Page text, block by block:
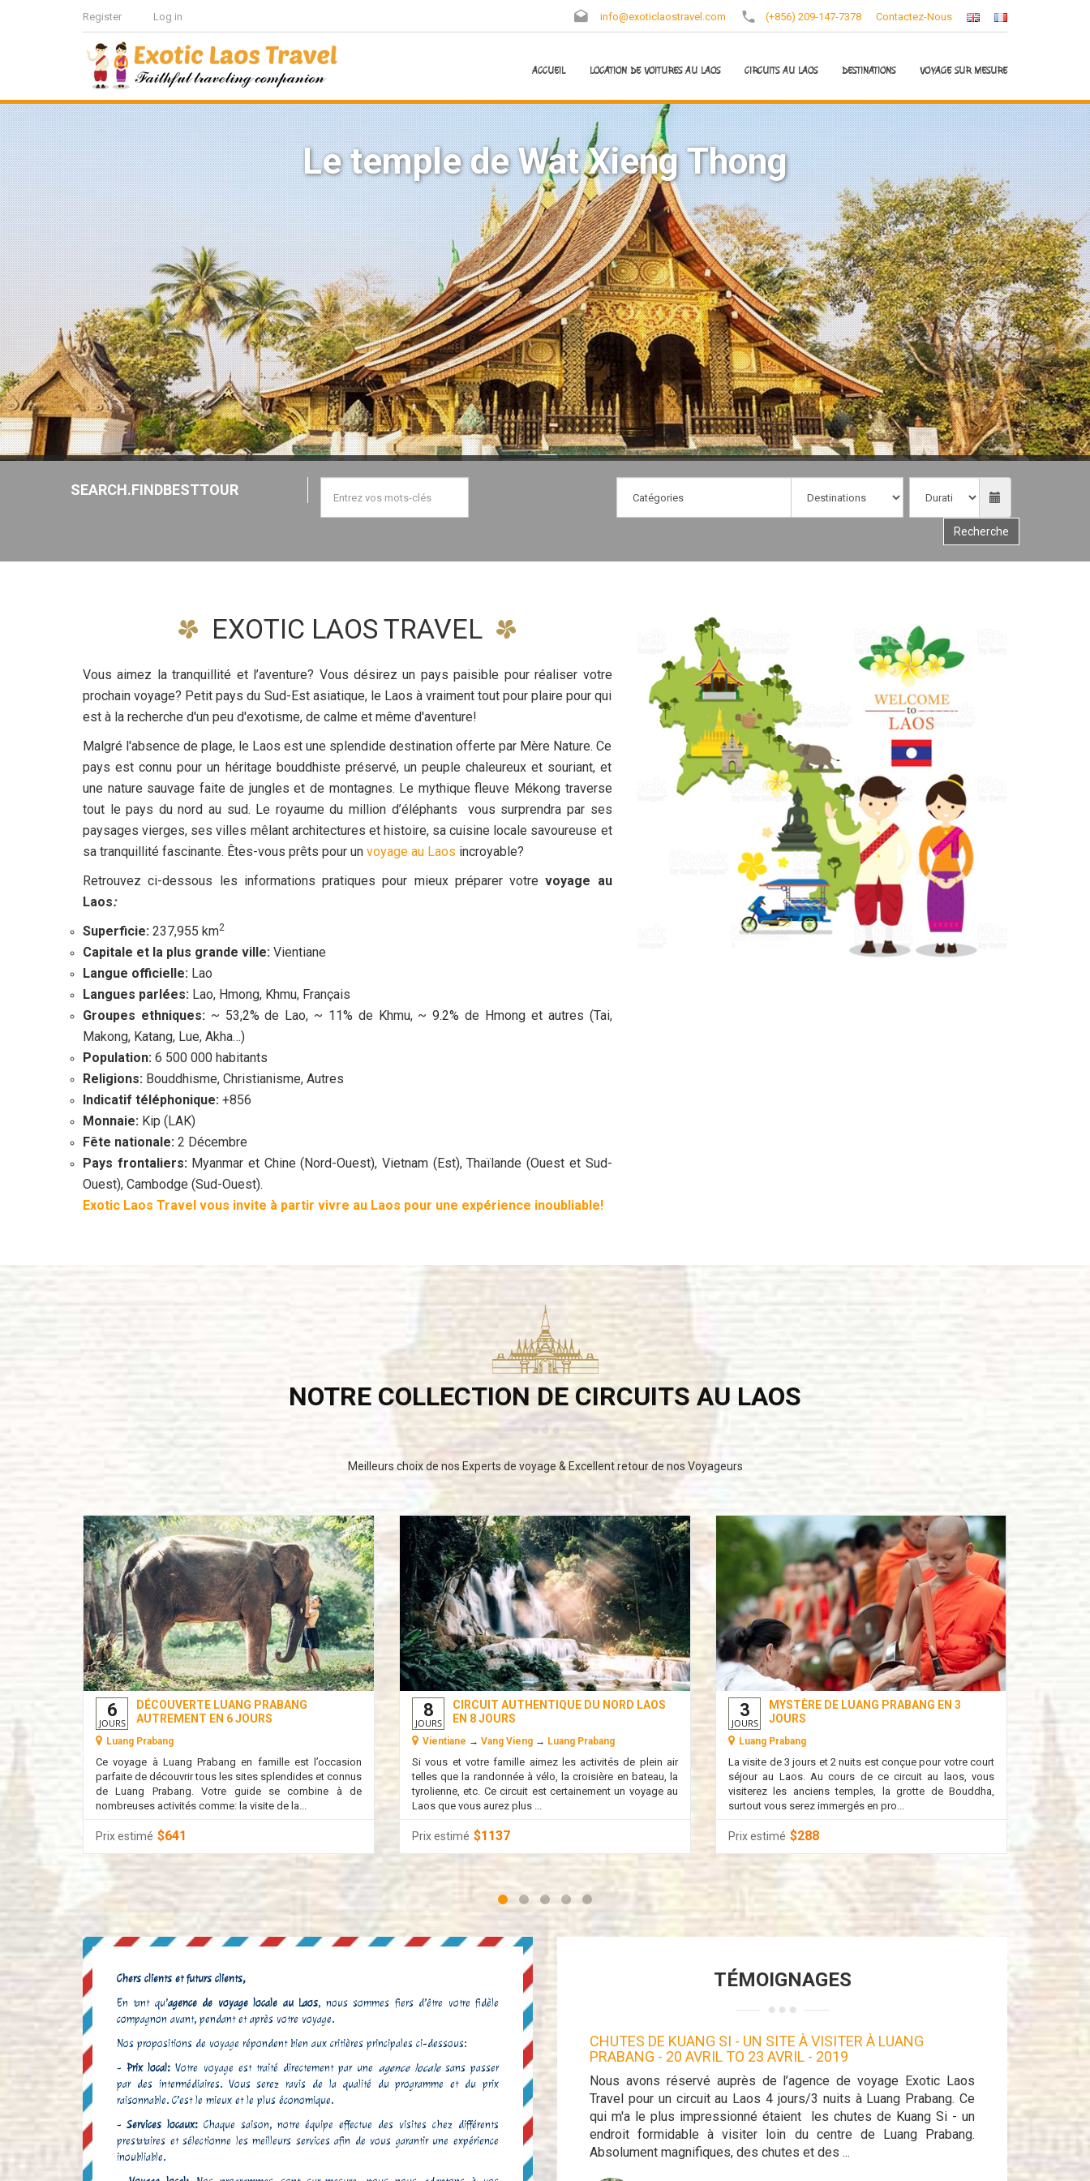
Register Log in info@exoticlaostravel.com (+856) 209-147-7378 Contactez-Nous
ACCUEIL LOCATION DE VOITURES AU LAOS CIRCUITS AU LAOS DESTINATIONS VOYAGE SUR MESURE
Le temple de Wat Xieng Thong
SEARCH.FINDBESTTOUR
Recherche
EXOTIC LAOS TRAVEL
Vous aimez la tranquillité et l’aventure? Vous désirez un pays paisible pour réaliser votre
prochain voyage? Petit pays du Sud-Est asiatique, le Laos à vraiment tout pour plaire pour qui
est à la recherche d'un peu d'exotisme, de calme et même d'aventure!
Malgré l'absence de plage, le Laos est une splendide destination offerte par Mère Nature. Ce
pays est connu pour un héritage bouddhiste préservé, un peuple chaleureux et souriant, et
une nature sauvage faite de jungles et de montagnes. Le mythique fleuve Mékong traverse
tout le pays du nord au sud. Le royaume du million d’éléphants vous surprendra par ses
paysages vierges, ses villes mêlant architectures et histoire, sa cuisine locale savoureuse et
sa tranquillité fascinante. Êtes-vous prêts pour un voyage au Laos incroyable?
Retrouvez ci-dessous les informations pratiques pour mieux préparer votrevoyage au
Laos:
Superficie: 237,955 km2
Capitale et la plus grande ville: Vientiane
Langue officielle: Lao
Langues parlées: Lao, Hmong, Khmu, Français
Groupes ethniques:~ 53,2% de Lao, ~ 11% de Khmu, ~ 9.2% de Hmong et autres (Tai,
Makong, Katang, Lue, Akha…)
Population: 6 500 000 habitants
Religions: Bouddhisme, Christianisme, Autres
Indicatif téléphonique: +856
Monnaie: Kip (LAK)
Fête nationale: 2 Décembre
Pays frontaliers:Myanmar et Chine (Nord-Ouest), Vietnam (Est), Thaïlande (Ouest et Sud-
Ouest), Cambodge (Sud-Ouest).
Exotic Laos Travel vous invite à partir vivre au Laos pour une expérience inoubliable!
NOTRE COLLECTION DE CIRCUITS AU LAOS
Meilleurs choix de nos Experts de voyage & Excellent retour de nos Voyageurs
ville
6
JOURS
DÉCOUVERTE LUANG PRABANG
AUTREMENT EN 6 JOURS
Luang Prabang
Ce voyage à Luang Prabang en famille est l’occasion
parfaite de découvrir tous les sites splendides et connus
de Luang Prabang. Votre guide se combine à de
nombreuses activités comme: la visite de la...
Prix estimé $641
8
JOURS
CIRCUIT AUTHENTIQUE DU NORD LAOS
EN 8 JOURS
Vientiane → Vang Vieng → Luang Prabang
Si vous et votre famille aimez les activités de plein air
telles que la randonnée à vélo, la croisière en bateau, la
tyrolienne, etc. Ce circuit est certainement un voyage au
Laos que vous aurez plus ...
Prix estimé $1137
3
JOURS
MYSTÈRE DE LUANG PRABANG EN 3
JOURS
Luang Prabang
La visite de 3 jours et 2 nuits est conçue pour votre court
séjour au Laos. Au cours de ce circuit au laos, vous
visiterez les anciens temples, la grotte de Bouddha,
surtout vous serez immergés en pro...
Prix estimé $288
JOURS
Chers clients et futurs clients,
En tant qu’agence de voyage locale au Laos, nous sommes fiers d’être votre fidèle
compagnon avant, pendant et après votre voyage.
Nos propositions de voyage répondent bien aux critières principales ci-dessous:
- Prix local: Votre voyage est traité directement par une agence localesans passer
par des intermédiaires. Vous serez ravis de la qualité du programme et du prix
raisonnable. C’est le mieux et le plus économique.
-Services locaux:Chaque saison, notre équipe effectue des visites chez différents
prestataires et sélectionne les meilleurs services afin de vous garantir une expérience
inoubliable.
TÉMOIGNAGES
TRÈS BONNE AGENCE DE VOYAGE- 16 MAI TO 29 MAI
Nous revenons d'un voyage de 14 jours au Laos. Le circuit proposé
était parfait pour avoir une idée d'ensemble de ce charme pays.
Toute l'équipe de l'agence, guides et chauffeurs compris était
toujours au petit soin et réactifs. Nous n'avons rencontré aucun
problème. Ce sont des personnes fiables...
CHUTES DE KUANG SI - UN SITE À VISITER À LUANG
PRABANG - 20 AVRILTO 23 AVRIL - 2019
Nous avons réservé auprès de l’agence de voyage Exotic Laos
Travel pour un circuit au Laos 4 jours/3 nuits à Luang Prabang. Ce
qui m'a le plus impressionné étaient les chutes de Kuang Si - un
endroit formidable à visiter loin du centre de Luang Prabang.
Absolument magnifiques, des chutes et des ...
TREK AU LAOS -
FÉVRIER
Nous étions 6
participé à un
milieu des
les villages
intéressant et